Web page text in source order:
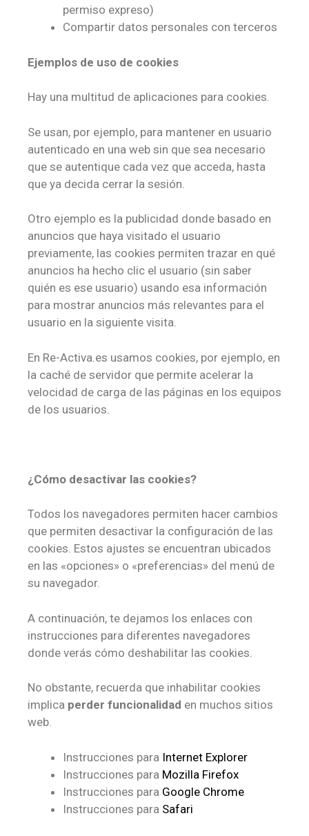
permiso expreso)
Compartir datos personales con terceros
Ejemplos de uso de cookies
Hay una multitud de aplicaciones para cookies.
Se usan, por ejemplo, para mantener en usuario
autenticado en una web sin que sea necesario
que se autentique cada vez que acceda, hasta
que ya decida cerrar la sesión.
Otro ejemplo es la publicidad donde basado en
anuncios que haya visitado el usuario
previamente, las cookies permiten trazar en qué
anuncios ha hecho clic el usuario (sin saber
quién es ese usuario) usando esa información
para mostrar anuncios más relevantes para el
usuario en la siguiente visita.
En Re-Activa.es usamos cookies, por ejemplo, en
la caché de servidor que permite acelerar la
velocidad de carga de las páginas en los equipos
de los usuarios.
¿Cómo desactivar las cookies?
Todos los navegadores permiten hacer cambios
que permiten desactivar la configuración de las
cookies. Estos ajustes se encuentran ubicados
en las «opciones» o «preferencias» del menú de
su navegador.
A continuación, te dejamos los enlaces con
instrucciones para diferentes navegadores
donde verás cómo deshabilitar las cookies.
No obstante, recuerda que inhabilitar cookies
implica perder funcionalidad en muchos sitios
web.
Instrucciones para Internet Explorer
Instrucciones para Mozilla Firefox
Instrucciones para Google Chrome
Instrucciones para Safari